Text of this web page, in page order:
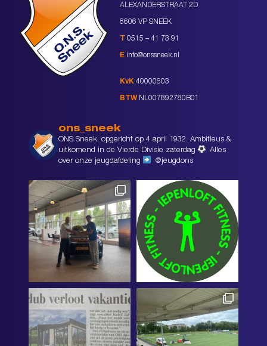
ALEXANDERSTRAAT 2D
8606 VP SNEEK
T 0515 – 41 73 91
E info@onssneek.nl
KvK 40000603
BTW NL007892780B01
ons_sneek
ONS Sneek, opgericht op 4 april 1932. Ambitieus &
uitkomend in de Vierde Divisie zaterdag
Alles
over onze jeugdafdeling
@jeugdons